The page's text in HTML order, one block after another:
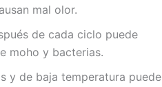
mal olor.
de cada ciclo puede
moho y bacterias.
y de baja temperatura puede